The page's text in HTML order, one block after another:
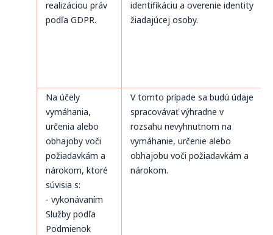
realizáciou práv
podľa GDPR.
identifikáciu a overenie identity
žiadajúcej osoby.
Na účely
vymáhania,
určenia alebo
obhajoby voči
požiadavkám a
nárokom, ktoré
súvisia s:
- vykonávaním
Služby podľa
Podmienok
V tomto prípade sa budú údaje
spracovávať výhradne v
rozsahu nevyhnutnom na
vymáhanie, určenie alebo
obhajobu voči požiadavkám a
nárokom.